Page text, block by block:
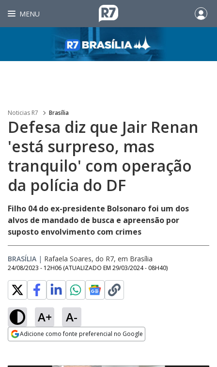
MENU
Noticias R7 Brasília
Defesa diz que Jair Renan
'está surpreso, mas
tranquilo' com operação
da polícia do DF
Filho 04 do ex-presidente Bolsonaro foi um dos
alvos de mandado de busca e apreensão por
suposto envolvimento com crimes
BRASÍLIA | Rafaela Soares, do R7, em Brasília
24/08/2023 - 12H06 (ATUALIZADO EM 29/03/2024 - 08H40)
A+ A-
Adicione como fonte preferencial no Google